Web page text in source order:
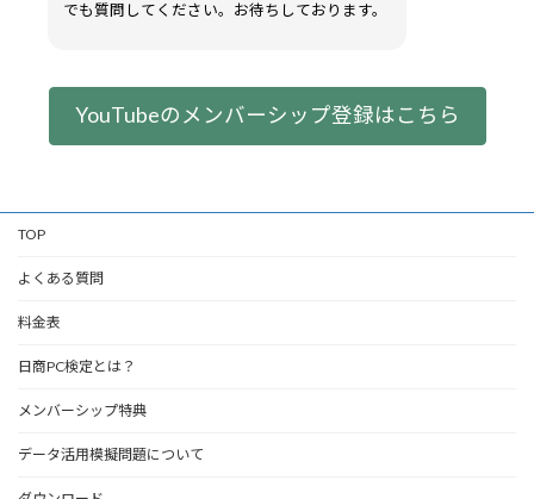
でも質問してください。お待ちしております。
YouTubeのメンバーシップ登録はこちら
TOP
よくある質問
料金表
日商PC検定とは？
メンバーシップ特典
データ活用模擬問題について